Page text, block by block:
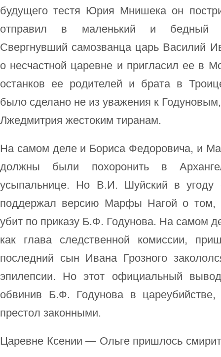
будущего тестя Юрия Мнишека он
отправил в маленький и бедный
Свергнувший самозванца царь Василий
о несчастной царевне и пригласил ее в
останков ее родителей и брата в
было сделано не из уважения к
Лжедмитрия жестоким тиранам.
На самом деле и Бориса Федоровича, и
должны были похоронить в
усыпальнице. Но В.И. Шуйский в угоду
поддержал версию Марфы Нагой о том,
убит по приказу Б.Ф. Годунова. На самом
как глава следственной комиссии,
последний сын Ивана Грозного
эпилепсии. Но этот официальный
обвинив Б.Ф. Годунова в
престол законными.
Царевне Ксении — Ольге пришлось